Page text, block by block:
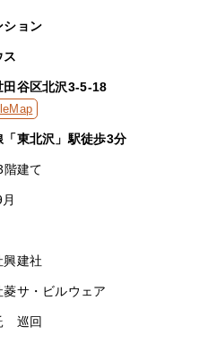
ション
ス
田谷区北沢3-5-18
「東北沢」駅徒歩3分
建て
興建社
菱サ・ビルウェア
巡回